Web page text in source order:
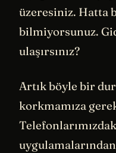
üzeresiniz. Hatta
bilmiyorsunuz.
ulaşırsınız?
Artık böyle bir
korkmamıza